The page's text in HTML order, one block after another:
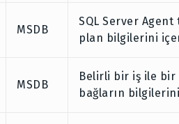
MSDB
SQL Server
plan bilgilerini
MSDB
Belirli bir iş ile bir
bağların